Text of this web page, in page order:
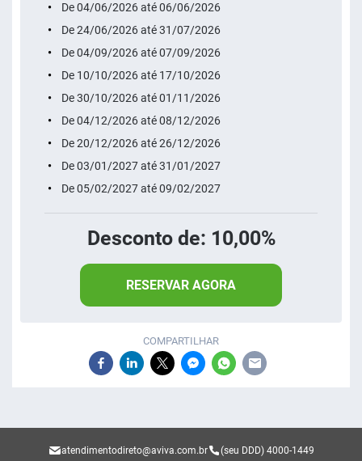
De 04/06/2026 até 06/06/2026
De 24/06/2026 até 31/07/2026
De 04/09/2026 até 07/09/2026
De 10/10/2026 até 17/10/2026
De 30/10/2026 até 01/11/2026
De 04/12/2026 até 08/12/2026
De 20/12/2026 até 26/12/2026
De 03/01/2027 até 31/01/2027
De 05/02/2027 até 09/02/2027
Desconto de: 10,00%
RESERVAR AGORA
COMPARTILHAR
atendimentodireto@aviva.com.br (seu DDD) 4000-1449